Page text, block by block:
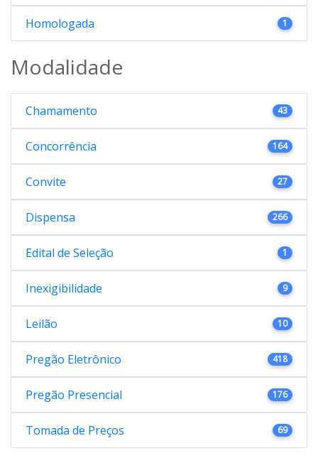
Homologada 1
Modalidade
Chamamento 43
Concorrência 164
Convite 27
Dispensa 266
Edital de Seleção 1
Inexigibilidade 9
Leilão 10
Pregão Eletrônico 418
Pregão Presencial 176
Tomada de Preços 69